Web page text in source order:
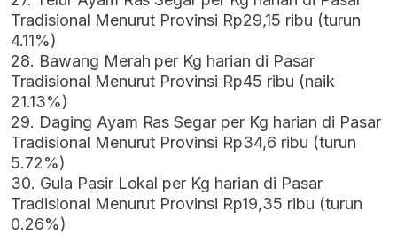
Tradisional Menurut Provinsi Rp29,15 ribu (turun
4.11%)
28. Bawang Merah per Kg harian di Pasar
Tradisional Menurut Provinsi Rp45 ribu (naik
21.13%)
29. Daging Ayam Ras Segar per Kg harian di Pasar
Tradisional Menurut Provinsi Rp34,6 ribu (turun
5.72%)
30. Gula Pasir Lokal per Kg harian di Pasar
Tradisional Menurut Provinsi Rp19,35 ribu (turun
0.26%)